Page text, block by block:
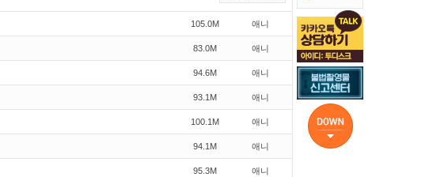
105.0M 애니
83.0M 애니
94.6M 애니
93.1M 애니
100.1M 애니
94.1M 애니
95.3M 애니